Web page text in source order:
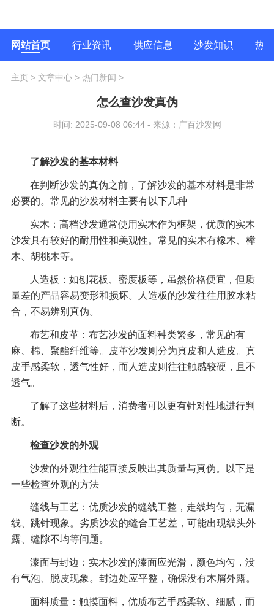
网站首页 行业资讯 供应信息 沙发知识 热
主页> 文章中心> 热门新闻 >
怎么查沙发真伪
时间: 2025-09-08 06:44 - 来源：广百沙发网
了解沙发的基本材料
在判断沙发的真伪之前，了解沙发的基本材料是非常
必要的。常见的沙发材料主要有以下几种
实木：高档沙发通常使用实木作为框架，优质的实木
沙发具有较好的耐用性和美观性。常见的实木有橡木、榉
木、胡桃木等。
人造板：如刨花板、密度板等，虽然价格便宜，但质
量差的产品容易变形和损坏。人造板的沙发往往用胶水粘
合，不易辨别真伪。
布艺和皮革：布艺沙发的面料种类繁多，常见的有
麻、棉、聚酯纤维等。皮革沙发则分为真皮和人造皮。真
皮手感柔软，透气性好，而人造皮则往往触感较硬，且不
透气。
了解了这些材料后，消费者可以更有针对性地进行判
断。
检查沙发的外观
沙发的外观往往能直接反映出其质量与真伪。以下是
一些检查外观的方法
缝线与工艺：优质沙发的缝线工整，走线均匀，无漏
线、跳针现象。劣质沙发的缝合工艺差，可能出现线头外
露、缝隙不均等问题。
漆面与封边：实木沙发的漆面应光滑，颜色均匀，没
有气泡、脱皮现象。封边处应平整，确保没有木屑外露。
面料质量：触摸面料，优质布艺手感柔软、细腻，而